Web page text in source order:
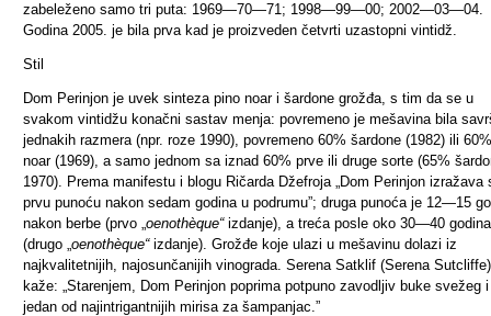
zabeleženo samo tri puta: 1969—70—71; 1998—99—00; 2002—03—04.
Godina 2005. je bila prva kad je proizveden četvrti uzastopni vintidž.
Stil
Dom Perinjon je uvek sinteza pino noar i šardone grožđa, s tim da se u
svakom vintidžu konačni sastav menja: povremeno je mešavina bila
jednakih razmera (npr. roze 1990), povremeno 60% šardone (1982) ili
noar (1969), a samo jednom sa iznad 60% prve ili druge sorte (65%
1970). Prema manifestu i blogu Ričarda Džefroja „Dom Perinjon izražava
prvu punoću nakon sedam godina u podrumu”; druga punoća je 12—15
nakon berbe (prvo „oenothèque“izdanje), a treća posle oko 30—40 godina
(drugo „oenothèque“izdanje). Grožđe koje ulazi u mešavinu dolazi iz
najkvalitetnijih, najosunčanijih vinograda. Serena Satklif (Serena Sutcliffe)
kaže: „Starenjem, Dom Perinjon poprima potpuno zavodljiv buke svežeg
jedan od najintrigantnijih mirisa za šampanjac.”